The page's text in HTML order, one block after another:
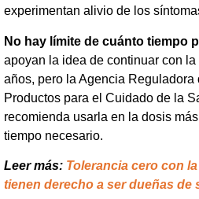
experimentan alivio de los
No hay límite de cuánto tiempo
apoyan la idea de continuar con
años, pero la Agencia Reguladora
Productos para el Cuidado de la
recomienda usarla en la dosis
tiempo necesario.
Leer más: Tolerancia cero con
tienen derecho a ser dueñas de